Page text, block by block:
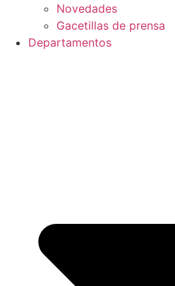
Novedades
Gacetillas de prensa
Departamentos